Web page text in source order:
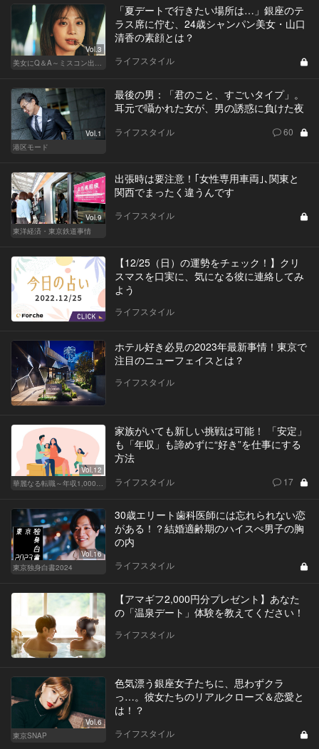
Vol.3
美女にQ＆A～ミスコン出身者の幸福論～
「夏デートで行きたい場所は…」銀座のテ
ラス席に佇む、24歳シャンパン美女・山口
清香の素顔とは？
ライフスタイル
Vol.1
港区モード
最後の男：「君のこと、すごいタイプ」。
耳元で囁かれた女が、男の誘惑に負けた夜
ライフスタイル 60
Vol.9
東洋経済・東京鉄道事情
出張時は要注意！｢女性専用車両｣､関東と
関西でまったく違うんです
ライフスタイル
【12/25（日）の運勢をチェック！】クリ
スマスを口実に、気になる彼に連絡してみ
よう
ライフスタイル
ホテル好き必見の2023年最新事情！東京で
注目のニューフェイスとは？
ライフスタイル
Vol.12
華麗なる転職～年収1,000万超の道～
家族がいても新しい挑戦は可能！ 「安定」
も「年収」も諦めずに“好き”を仕事にする
方法
ライフスタイル 17
Vol.16
東京独身白書2024
30歳エリート歯科医師には忘れられない恋
がある！？結婚適齢期のハイスぺ男子の胸
の内
ライフスタイル
【アマギフ2,000円分プレゼント】あなた
の「温泉デート」体験を教えてください！
ライフスタイル
Vol.6
東京SNAP
色気漂う銀座女子たちに、思わずクラ
っ…。彼女たちのリアルクローズ＆恋愛と
は！？
ライフスタイル